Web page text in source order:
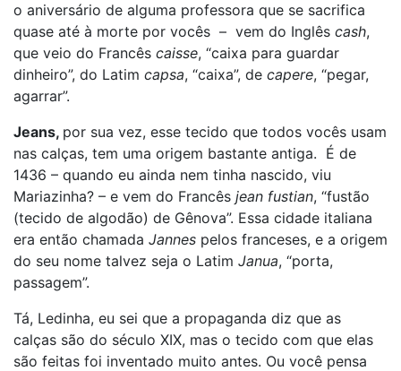
o aniversário de alguma professora que se sacrifica
quase até à morte por vocês – vem do Inglês cash,
que veio do Francês caisse, “caixa para guardar
dinheiro”, do Latim capsa, “caixa”, de capere, “pegar,
agarrar”.
Jeans, por sua vez, esse tecido que todos vocês usam
nas calças, tem uma origem bastante antiga. É de
1436 – quando eu ainda nem tinha nascido, viu
Mariazinha? – e vem do Francês jean fustian, “fustão
(tecido de algodão) de Gênova”. Essa cidade italiana
era então chamada Jannes pelos franceses, e a origem
do seu nome talvez seja o Latim Janua, “porta,
passagem”.
Tá, Ledinha, eu sei que a propaganda diz que as
calças são do século XIX, mas o tecido com que elas
são feitas foi inventado muito antes. Ou você pensa